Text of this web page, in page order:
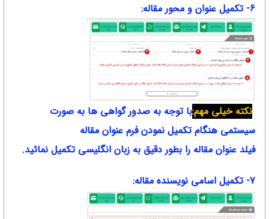
6- تکمیل عنوان و محور مقاله:
نکته خیلی مهم:با توجه به صدور گواهی ها به صورت
سیستمی هنگام تکمیل نمودن فرم عنوان مقاله
فیلد عنوان مقاله را بطور دقیق به زبان انگلیسی تکمیل نمائید.
7- تکمیل اسامی نویسنده مقاله: